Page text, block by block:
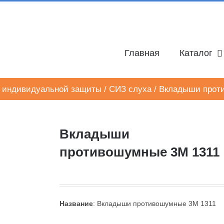
Главная Каталог
индивидуальной защиты / СИЗ слуха / Вкладыши
Вкладыши
противошумные 3M 1311
Название: Вкладыши противошумные 3M 1311